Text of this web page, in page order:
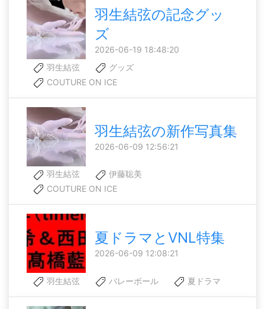
羽生結弦の記念グッ
ズ
2026-06-19 18:48:20
羽生結弦
グッズ
COUTURE ON ICE
羽生結弦の新作写真集
2026-06-09 12:56:21
羽生結弦
伊藤聡美
COUTURE ON ICE
夏ドラマとVNL特集
2026-06-09 12:08:21
羽生結弦 バレーボール 夏ドラマ